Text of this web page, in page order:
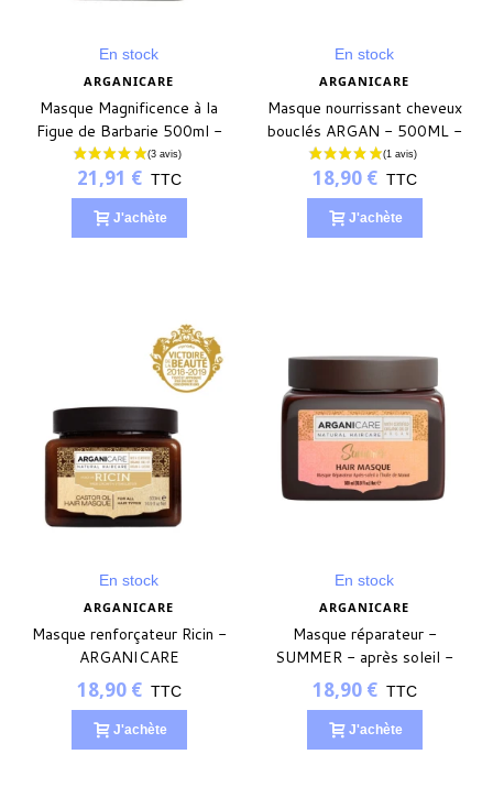
En stock
ARGANICARE
Masque Magnificence à la
Figue de Barbarie 500ml -
ARGANICARE
21,91 € TTC
J'achète
En stock
ARGANICARE
Masque nourrissant cheveux
bouclés ARGAN - 500ML -
ARGANICARE
18,90 € TTC
J'achète
En stock
ARGANICARE
Masque renforçateur Ricin -
ARGANICARE
18,90 € TTC
J'achète
En stock
ARGANICARE
Masque réparateur -
SUMMER - après soleil -
500ml
18,90 € TTC
J'achète